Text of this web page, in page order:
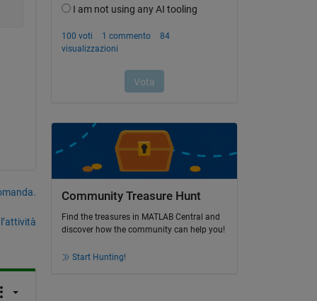
Community Treasure Hunt
Find the treasures in MATLAB Central and
discover how the community can help you!
Start Hunting!